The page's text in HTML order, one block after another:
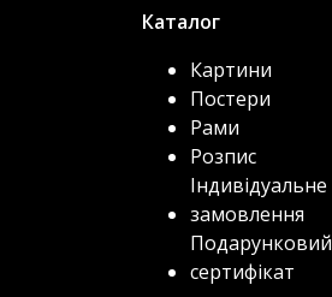
Каталог
Картини
Постери
Рами
Розпис
Індивідуальне
замовлення
Подарунковий
сертифікат